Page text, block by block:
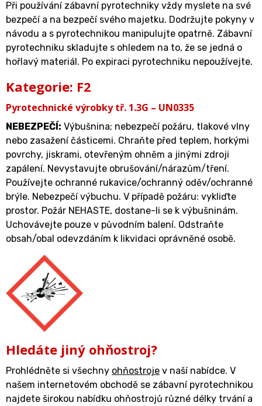
Při používání zábavní pyrotechniky vždy myslete na své
bezpečí a na bezpečí svého majetku. Dodržujte pokyny v
návodu a s pyrotechnikou manipulujte opatrně. Zábavní
pyrotechniku skladujte s ohledem na to, že se jedná o
hořlavý materiál. Po expiraci pyrotechniku nepoužívejte.
Kategorie: F2
Pyrotechnické výrobky tř. 1.3G – UN0335
NEBEZPEČÍ: Výbušnina; nebezpečí požáru, tlakové vlny
nebo zasažení částicemi. Chraňte před teplem, horkými
povrchy, jiskrami, otevřeným ohněm a jinými zdroji
zapálení. Nevystavujte obrušování/nárazům/tření.
Používejte ochranné rukavice/ochranný oděv/ochranné
brýle. Nebezpečí výbuchu. V případě požáru: vykliďte
prostor. Požár NEHASTE, dostane-li se k výbušninám.
Uchovávejte pouze v původním balení. Odstraňte
obsah/obal odevzdáním k likvidaci oprávněné osobě.
Hledáte jiný ohňostroj?
Prohlédněte si všechny ohňostroje v naší nabídce. V
našem internetovém obchodě se zábavní pyrotechnikou
najdete širokou nabídku ohňostrojů různé délky trvání a